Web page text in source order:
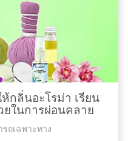
ลิ่นอะโรม่า เรียน
ในการผ่อนคลาย
ถเฉพาะทาง